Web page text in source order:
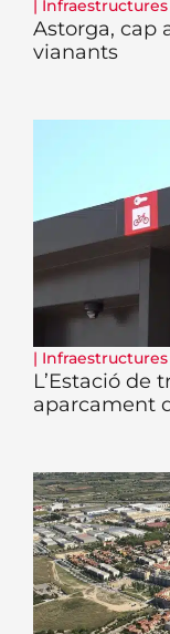
|
Astorga, cap
vianants
|
L’Estació de
aparcament